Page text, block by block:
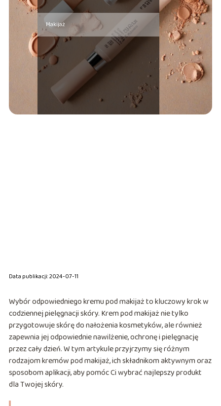
Makijaż
Data publikacji: 2024-07-11
Wybór odpowiedniego kremu pod makijaż to kluczowy krok w
codziennej pielęgnacji skóry. Krem pod makijaż nie tylko
przygotowuje skórę do nałożenia kosmetyków, ale również
zapewnia jej odpowiednie nawilżenie, ochronę i pielęgnację
przez cały dzień. W tym artykule przyjrzymy się różnym
rodzajom kremów pod makijaż, ich składnikom aktywnym oraz
sposobom aplikacji, aby pomóc Ci wybrać najlepszy produkt
dla Twojej skóry.